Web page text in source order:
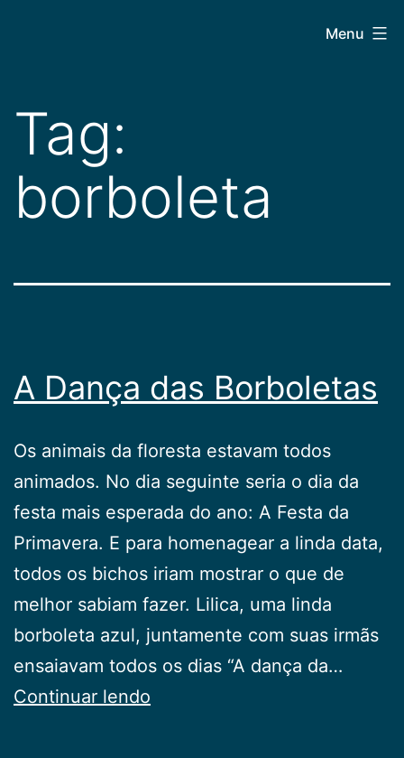
conteúdo
Menu
Tag:
borboleta
A Dança das Borboletas
Os animais da floresta estavam todos
animados. No dia seguinte seria o dia da
festa mais esperada do ano: A Festa da
Primavera. E para homenagear a linda data,
todos os bichos iriam mostrar o que de
melhor sabiam fazer. Lilica, uma linda
borboleta azul, juntamente com suas irmãs
ensaiavam todos os dias “A dança da…
Continuar lendo